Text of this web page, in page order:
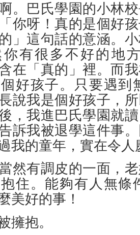
。巴氏學園的小林
你呀！真的是個好
」這句話的意涵。
你有很多不好的地
在「真的」裡。而
好孩子。只要遇到
說我是個好孩子，
，我進巴氏學園就
訴我被退學這件事
我的童年，實在令人
然有調皮的一面，
住。能夠有人無條
美好的事！
擁抱。